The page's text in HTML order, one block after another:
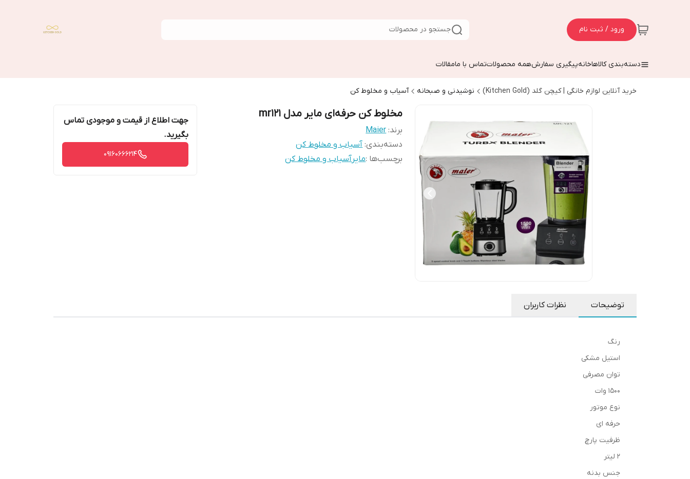
ورود / ثبت نام جستجو در محصولات
دسته‌بندی کالاهاخانهپیگیری سفارشهمه محصولاتتماس با مامقالات
خرید آنلاین لوازم خانگی | کیچن گلد (Kitchen Gold) نوشیدنی و صبحانه آسیاب و مخلوط کن
مخلوط کن حرفه‌ای مایر مدل mr121
برند: Maier
دسته‌بندی:آسیاب و مخلوط کن
برچسب‌ها :مایرآسیاب و مخلوط کن
جهت اطلاع از قیمت و موجودی تماس
بگیرید.
09160666214
توضیحات نظرات کاربران
رنگ
استیل مشکی
توان مصرفی
1500 وات
نوع موتور
حرفه ای
ظرفیت پارچ
2 لیتر
جنس بدنه